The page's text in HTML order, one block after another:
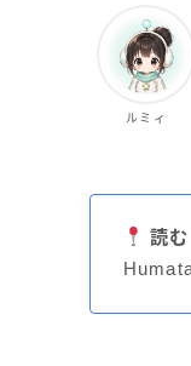
ルミィ
読